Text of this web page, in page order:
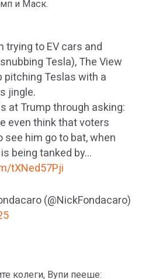
и Маск.
trying to EV cars and
Tesla), The View
pitching Teslas with a
jingle.
at Trump through asking:
even think that voters
see him go to bat, when
being tanked by…
tXNed57Pji
(@NickFondacaro)
колеги, Вупи пееше: